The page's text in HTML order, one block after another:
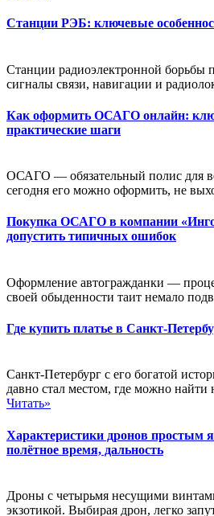
Станции РЭБ: ключевые
Станции радиоэлектронной борьбы
сигналы связи, навигации и
Как оформить ОСАГО онлайн:
практические шаги
ОСАГО — обязательный полис для
сегодня его можно оформить, не
Покупка ОСАГО в компании
допустить типичных ошибок
Оформление автогражданки —
своей обыденности таит немало
Где купить платье в Санкт-
Санкт-Петербург с его богатой
давно стал местом, где можно
Читать»
Характеристики дронов простым
полётное время, дальность
Дроны с четырьмя несущими
экзотикой. Выбирая дрон, легко